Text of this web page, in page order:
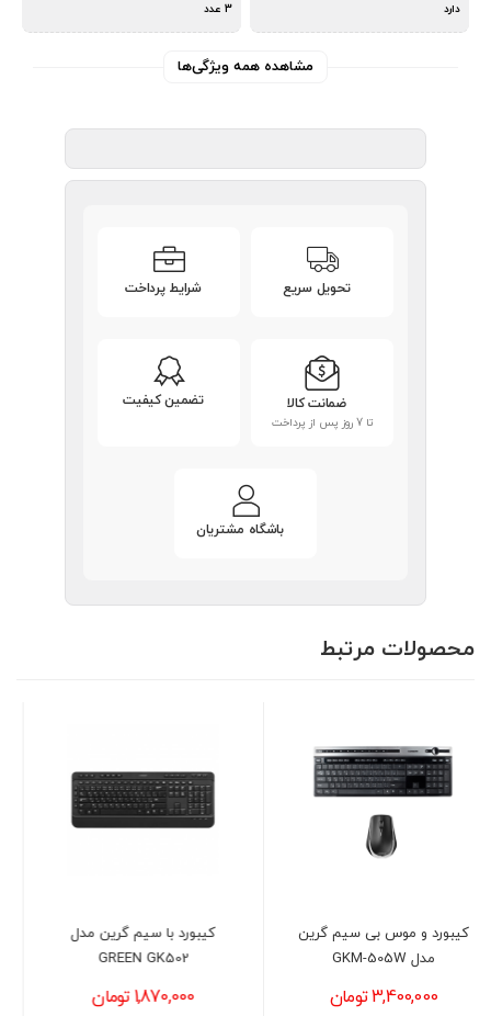
دارد 3 عدد
مشاهده همه ویژگی‌ها
تحویل سریع شرایط پرداخت
ضمانت کالا
تا 7 روز پس از پرداخت
تضمین کیفیت
باشگاه مشتریان
محصولات مرتبط
کیبورد با سیم گرین مدل
GREEN GK502
1,870,000 تومان
هدست گیمینگ ردراگون
REDRAGON H260 HYLAS